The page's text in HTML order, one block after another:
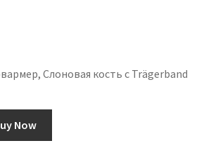
Слоновая кость с Trägerband
Now